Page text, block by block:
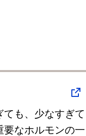
も、少なすぎて
要なホルモンの一